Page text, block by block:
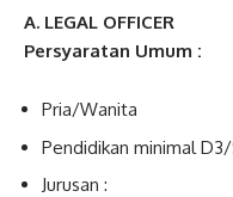
A. LEGAL OFFICER
Persyaratan Umum :
Pria/Wanita
Pendidikan minimal D3/
Jurusan :